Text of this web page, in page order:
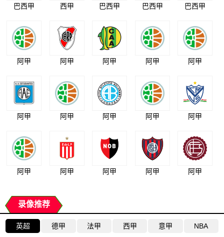
巴西甲 西甲 巴西甲 巴西甲 巴西甲
阿甲 阿甲 阿甲 阿甲 阿甲
阿甲 阿甲 阿甲 阿甲 阿甲
阿甲 阿甲 阿甲 阿甲 阿甲
录像推荐
英超 德甲 法甲 西甲 意甲 NBA